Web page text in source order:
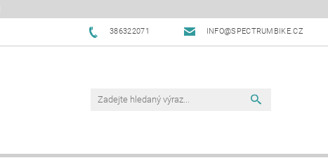
386322071 INFO@SPECTRUMBIKE.CZ